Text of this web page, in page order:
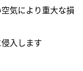
気により重大な損
入します